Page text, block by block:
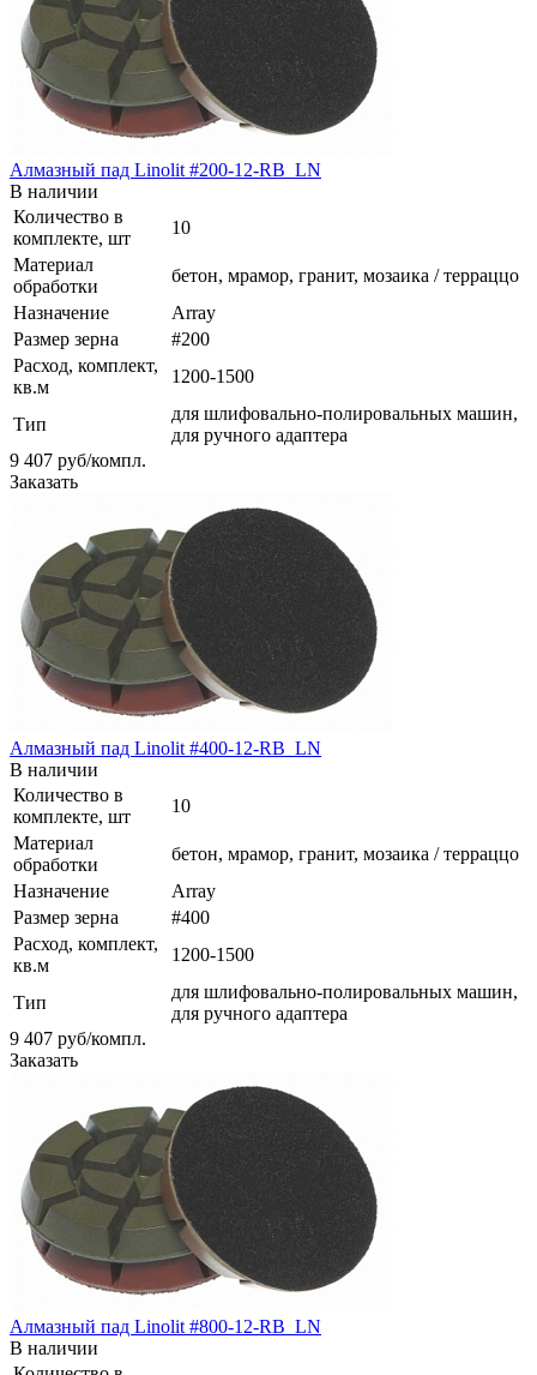
Алмазный пад Linolit #200-12-RB_LN
В наличии
Количество в
комплекте, шт
10
Материал
обработки
бетон, мрамор, гранит, мозаика / терраццо
Назначение
Array
Размер зерна
#200
Расход, комплект,
кв.м
1200-1500
Тип
для шлифовально-полировальных машин,
для ручного адаптера
9 407 руб/компл.
Заказать
Алмазный пад Linolit #400-12-RB_LN
В наличии
Количество в
комплекте, шт
10
Материал
обработки
бетон, мрамор, гранит, мозаика / терраццо
Назначение
Array
Размер зерна
#400
Расход, комплект,
кв.м
1200-1500
Тип
для шлифовально-полировальных машин,
для ручного адаптера
9 407 руб/компл.
Заказать
Алмазный пад Linolit #800-12-RB_LN
В наличии